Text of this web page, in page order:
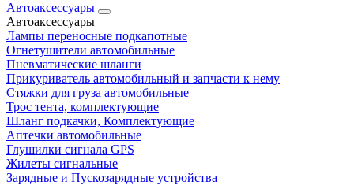
Автоаксессуары
Автоаксессуары
Лампы переносные подкапотные
Огнетушители автомобильные
Пневматические шланги
Прикуриватель автомобильный и запчасти к нему
Стяжки для груза автомобильные
Трос тента, комплектующие
Шланг подкачки, Комплектующие
Аптечки автомобильные
Глушилки сигнала GPS
Жилеты сигнальные
Зарядные и Пускозарядные устройства